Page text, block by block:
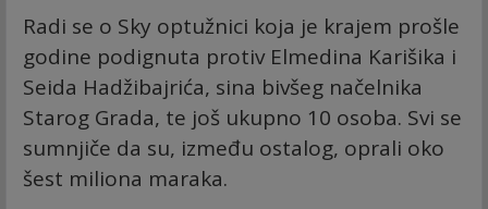
Radi se o Sky optužnici koja je krajem prošle
godine podignuta protiv Elmedina Karišika i
Seida Hadžibajrića, sina bivšeg načelnika
Starog Grada, te još ukupno 10 osoba. Svi se
sumnjiče da su, između ostalog, oprali oko
šest miliona maraka.